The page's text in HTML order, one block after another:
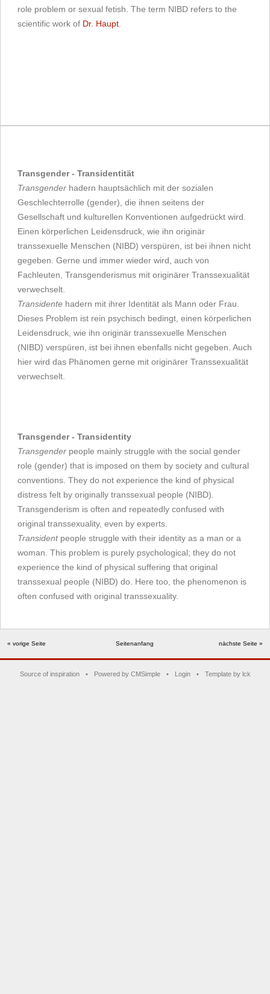
role problem or sexual fetish. The term NIBD refers to the
scientific work of Dr. Haupt
Transgender - Transidentität
Transgender hadern hauptsächlich mit der sozialen
Geschlechterrolle (gender), die ihnen seitens der
Gesellschaft und kulturellen Konventionen aufgedrückt wird.
Einen körperlichen Leidensdruck, wie ihn originär
transsexuelle Menschen (NIBD) verspüren, ist bei ihnen nicht
gegeben. Gerne und immer wieder wird, auch von
Fachleuten, Transgenderismus mit originärer Transsexualität
verwechselt.
Transidente hadern mit ihrer Identität als Mann oder Frau.
Dieses Problem ist rein psychisch bedingt, einen körperlichen
Leidensdruck, wie ihn originär transsexuelle Menschen
(NIBD) verspüren, ist bei ihnen ebenfalls nicht gegeben. Auch
hier wird das Phänomen gerne mit originärer Transsexualität
verwechselt.
Transgender - Transidentity
Transgender people mainly struggle with the social gender
role (gender) that is imposed on them by society and cultural
conventions. They do not experience the kind of physical
distress felt by originally transsexual people (NIBD).
Transgenderism is often and repeatedly confused with
original transsexuality, even by experts.
Transidentpeople struggle with their identity as a man or a
woman. This problem is purely psychological; they do not
experience the kind of physical suffering that original
transsexual people (NIBD) do. Here too, the phenomenon is
often confused with original transsexuality.
« vorige Seite Seitenanfang nächste Seite »
Source of inspiration • Powered by CMSimple • Login • Template by lck